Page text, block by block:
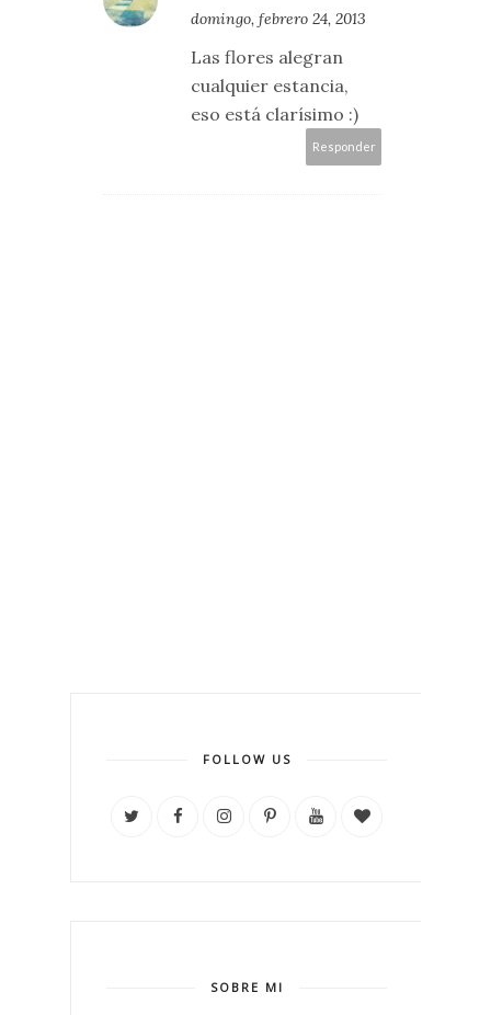
domingo, febrero 24, 2013
Las flores alegran
cualquier estancia,
eso está clarísimo :)
Responder
FOLLOW US
SOBRE MI